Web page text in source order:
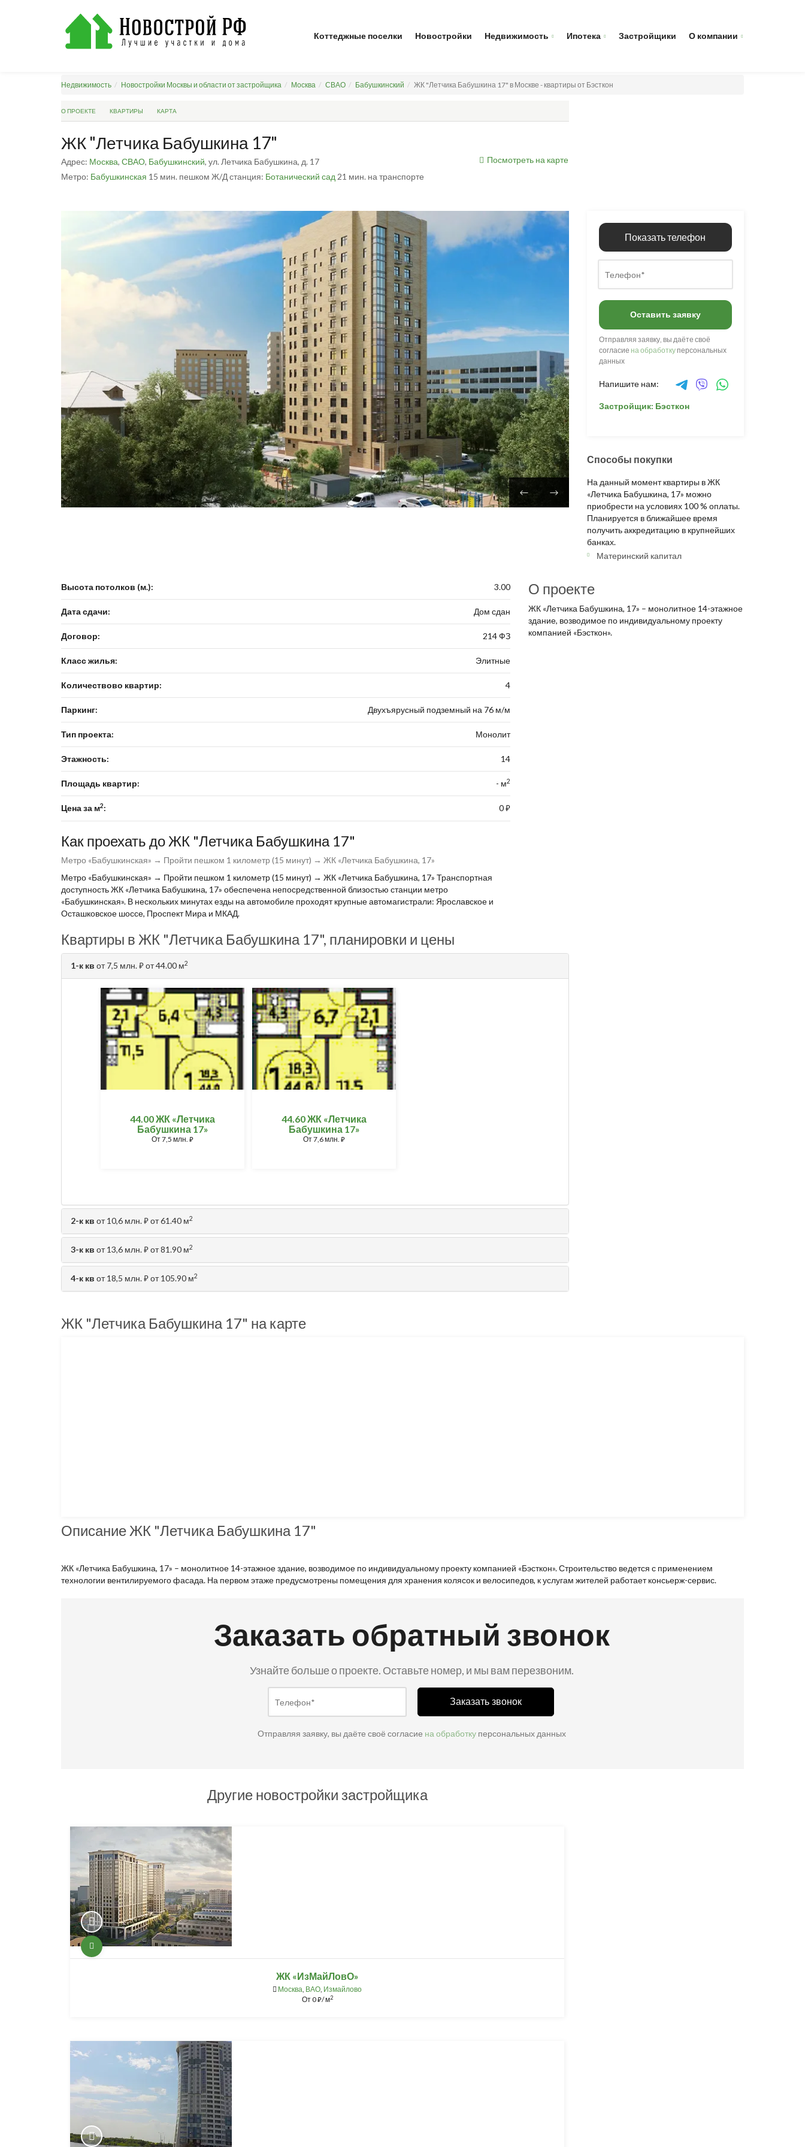
Коттеджные поселки Новостройки Недвижимость Ипотека Застройщики О компании
Недвижимость Новостройки Москвы и области от застройщика Москва СВАО Бабушкинский ЖК "Летчика Бабушкина 17" в Москве - квартиры от Бэсткон
О ПРОЕКТЕ КВАРТИРЫ КАРТА
ЖК "Летчика Бабушкина 17"
Адрес: Москва, СВАО, Бабушкинский, ул. Летчика Бабушкина, д. 17
Метро: Бабушкинская 15 мин. пешком Ж/Д станция: Ботанический сад 21 мин. на транспорте
Посмотреть на карте
Показать телефон
Оставить заявку
Отправляя заявку, вы даёте своё
согласие на обработкуперсональных
данных
Напишите нам:
Застройщик: Бэсткон
Способы покупки
На данный момент квартиры в ЖК
«Летчика Бабушкина, 17» можно
приобрести на условиях 100 % оплаты.
Планируется в ближайшее время
получить аккредитацию в крупнейших
банках.
Материнский капитал
Высота потолков (м.): 3.00
Дата сдачи: Дом сдан
Договор: 214 ФЗ
Класс жилья: Элитные
Количествово квартир: 4
Паркинг: Двухъярусный подземный на 76 м/м
Тип проекта: Монолит
Этажность: 14
Площадь квартир: - м2
Цена за м2: 0⃏
Как проехать до ЖК "Летчика Бабушкина 17"
Метро «Бабушкинская» → Пройти пешком 1 километр (15 минут) → ЖК «Летчика Бабушкина, 17»
Метро «Бабушкинская» → Пройти пешком 1 километр (15 минут) → ЖК «Летчика Бабушкина, 17» Транспортная
доступность ЖК «Летчика Бабушкина, 17» обеспечена непосредственной близостью станции метро
«Бабушкинская». В нескольких минутах езды на автомобиле проходят крупные автомагистрали: Ярославское и
Осташковское шоссе, Проспект Мира и МКАД.
О проекте
ЖК «Летчика Бабушкина, 17» – монолитное 14-этажное
здание, возводимое по индивидуальному проекту
компанией «Бэсткон».
Квартиры в ЖК "Летчика Бабушкина 17", планировки и цены
1-к кв от 7,5 млн.⃏от 44.00 м2
44.00 ЖК «Летчика
Бабушкина 17»
От7,5 млн. ⃏
44.60 ЖК «Летчика
Бабушкина 17»
От7,6 млн. ⃏
2-к кв от 10,6 млн.⃏от 61.40 м2
3-к кв от 13,6 млн.⃏от 81.90 м2
4-к кв от 18,5 млн.⃏от 105.90 м2
ЖК "Летчика Бабушкина 17" на карте
Описание ЖК "Летчика Бабушкина 17"
ЖК «Летчика Бабушкина, 17» – монолитное 14-этажное здание, возводимое по индивидуальному проекту компанией «Бэсткон». Строительство ведется с применением
технологии вентилируемого фасада. На первом этаже предусмотрены помещения для хранения колясок и велосипедов, к услугам жителей работает консьерж-сервис.
Заказать обратный звонок
Узнайте больше о проекте. Оставьте номер, и мы вам перезвоним.
Заказать звонок
Отправляя заявку, вы даёте своё согласие на обработкуперсональных данных
Другие новостройки застройщика
ЖК «ИзМайЛовО»
Москва, ВАО, Измайлово
От0⃏/ м2